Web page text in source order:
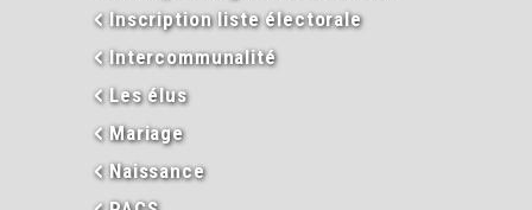
Inscription liste électorale
Intercommunalité
Les élus
Mariage
Naissance